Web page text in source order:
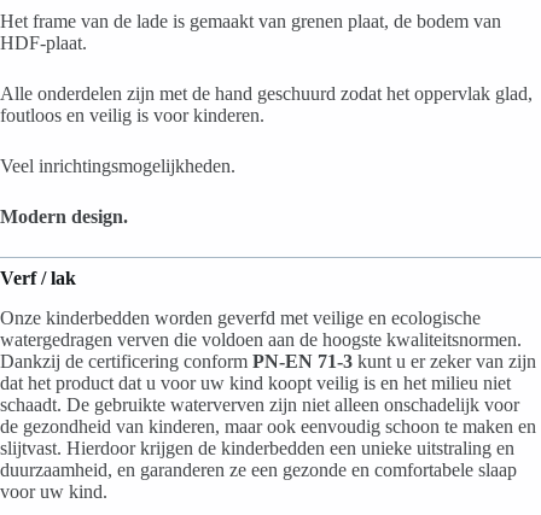
Het frame van de lade is gemaakt van grenen plaat, de bodem van
HDF-plaat.
Alle onderdelen zijn met de hand geschuurd zodat het oppervlak glad,
foutloos en veilig is voor kinderen.
Veel inrichtingsmogelijkheden.
Modern design.
Verf / lak
Onze kinderbedden worden geverfd met veilige en ecologische
watergedragen verven die voldoen aan de hoogste kwaliteitsnormen.
Dankzij de certificering conform PN-EN 71-3 kunt u er zeker van zijn
dat het product dat u voor uw kind koopt veilig is en het milieu niet
schaadt. De gebruikte waterverven zijn niet alleen onschadelijk voor
de gezondheid van kinderen, maar ook eenvoudig schoon te maken en
slijtvast. Hierdoor krijgen de kinderbedden een unieke uitstraling en
duurzaamheid, en garanderen ze een gezonde en comfortabele slaap
voor uw kind.